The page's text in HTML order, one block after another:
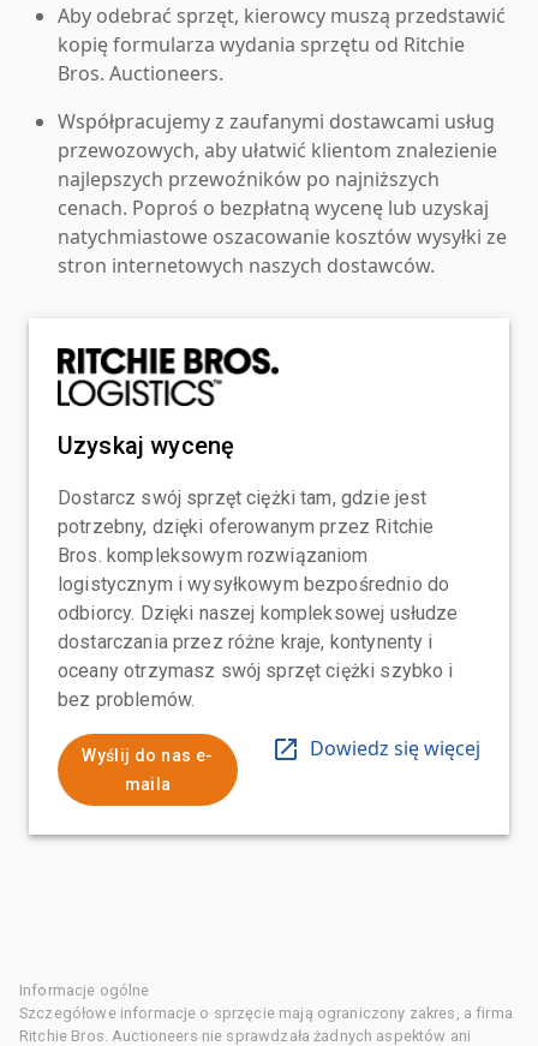
Aby odebrać sprzęt, kierowcy muszą przedstawić
kopię formularza wydania sprzętu od Ritchie
Bros. Auctioneers.
Współpracujemy z zaufanymi dostawcami usług
przewozowych, aby ułatwić klientom znalezienie
najlepszych przewoźników po najniższych
cenach. Poproś o bezpłatną wycenę lub uzyskaj
natychmiastowe oszacowanie kosztów wysyłki ze
stron internetowych naszych dostawców.
Uzyskaj wycenę
Dostarcz swój sprzęt ciężki tam, gdzie jest
potrzebny, dzięki oferowanym przez Ritchie
Bros. kompleksowym rozwiązaniom
logistycznym i wysyłkowym bezpośrednio do
odbiorcy. Dzięki naszej kompleksowej usłudze
dostarczania przez różne kraje, kontynenty i
oceany otrzymasz swój sprzęt ciężki szybko i
bez problemów.
Wyślij do nas e-
maila
Dowiedz się więcej
Informacje ogólne
Szczegółowe informacje o sprzęcie mają ograniczony zakres, a firma
Ritchie Bros. Auctioneers nie sprawdzała żadnych aspektów ani